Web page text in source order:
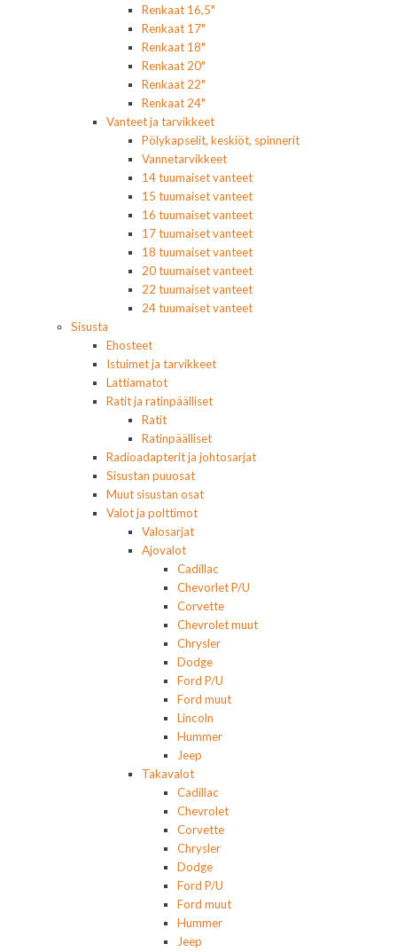
Renkaat 16,5"
Renkaat 17"
Renkaat 18"
Renkaat 20"
Renkaat 22"
Renkaat 24"
Vanteet ja tarvikkeet
Pölykapselit, keskiöt, spinnerit
Vannetarvikkeet
14 tuumaiset vanteet
15 tuumaiset vanteet
16 tuumaiset vanteet
17 tuumaiset vanteet
18 tuumaiset vanteet
20 tuumaiset vanteet
22 tuumaiset vanteet
24 tuumaiset vanteet
Sisusta
Ehosteet
Istuimet ja tarvikkeet
Lattiamatot
Ratit ja ratinpäälliset
Ratit
Ratinpäälliset
Radioadapterit ja johtosarjat
Sisustan puuosat
Muut sisustan osat
Valot ja polttimot
Valosarjat
Ajovalot
Cadillac
Chevorlet P/U
Corvette
Chevrolet muut
Chrysler
Dodge
Ford P/U
Ford muut
Lincoln
Hummer
Jeep
Takavalot
Cadillac
Chevrolet
Corvette
Chrysler
Dodge
Ford P/U
Ford muut
Hummer
Jeep